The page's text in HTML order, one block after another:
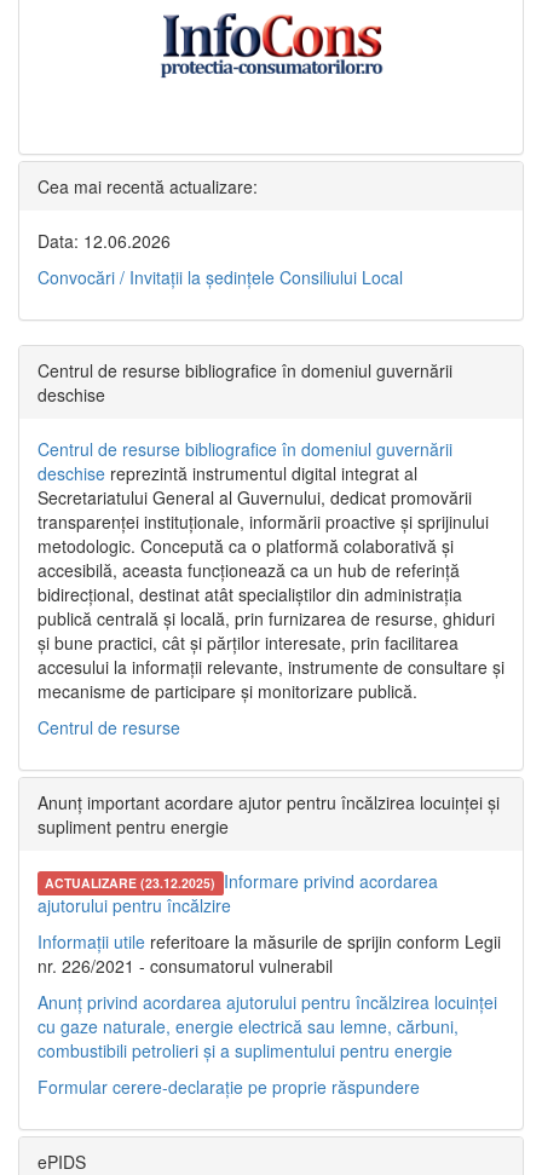
Cea mai recentă actualizare:
Data: 12.06.2026
Convocări / Invitaţii la şedinţele Consiliului Local
Centrul de resurse bibliografice în domeniul guvernării
deschise
Centrul de resurse bibliografice în domeniul guvernării
deschise reprezintă instrumentul digital integrat al
Secretariatului General al Guvernului, dedicat promovării
transparenței instituționale, informării proactive și sprijinului
metodologic. Concepută ca o platformă colaborativă și
accesibilă, aceasta funcționează ca un hub de referință
bidirecțional, destinat atât specialiștilor din administrația
publică centrală și locală, prin furnizarea de resurse, ghiduri
și bune practici, cât și părților interesate, prin facilitarea
accesului la informații relevante, instrumente de consultare și
mecanisme de participare și monitorizare publică.
Centrul de resurse
Anunț important acordare ajutor pentru încălzirea locuinței și
supliment pentru energie
ACTUALIZARE (23.12.2025) Informare privind acordarea
ajutorului pentru încălzire
Informații utile referitoare la măsurile de sprijin conform Legii
nr. 226/2021 - consumatorul vulnerabil
Anunț privind acordarea ajutorului pentru încălzirea locuinței
cu gaze naturale, energie electrică sau lemne, cărbuni,
combustibili petrolieri și a suplimentului pentru energie
Formular cerere-declarație pe proprie răspundere
ePIDS